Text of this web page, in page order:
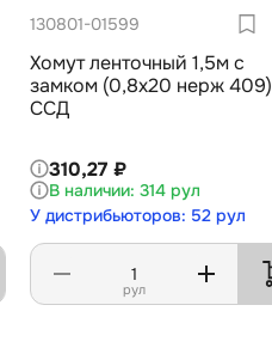
130801-01599
Хомут ленточный 1,5м с
замком (0,8х20 нерж 409)
ССД
310,27 ₽
314 рул
У дистрибьюторов: 52 рул
рул